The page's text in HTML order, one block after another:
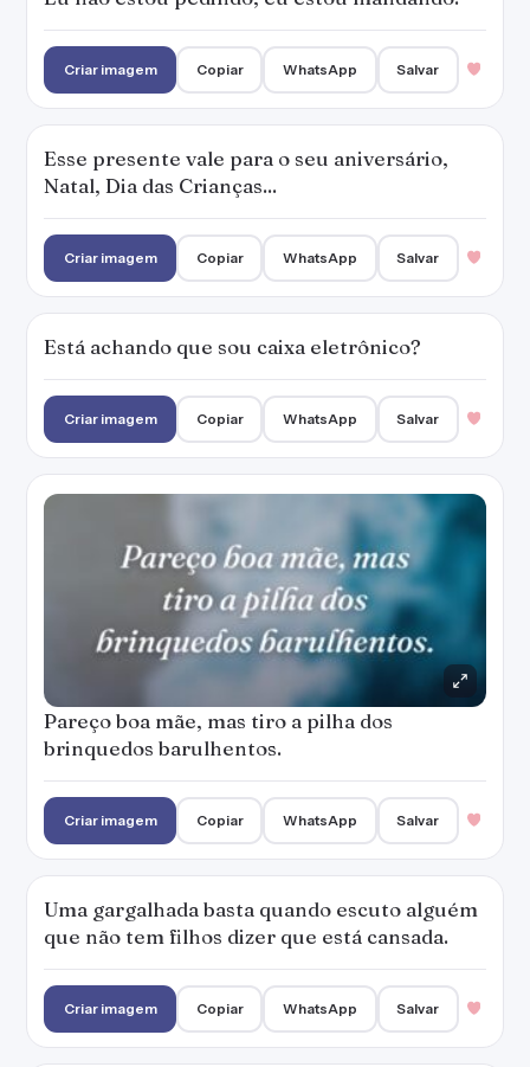
Criar imagem Copiar WhatsApp Salvar
Esse presente vale para o seu aniversário,
Natal, Dia das Crianças...
Criar imagem Copiar WhatsApp Salvar
Está achando que sou caixa eletrônico?
Criar imagem Copiar WhatsApp Salvar
Pareço boa mãe, mas tiro a pilha dos
brinquedos barulhentos.
Criar imagem Copiar WhatsApp Salvar
Uma gargalhada basta quando escuto alguém
que não tem filhos dizer que está cansada.
Criar imagem Copiar WhatsApp Salvar